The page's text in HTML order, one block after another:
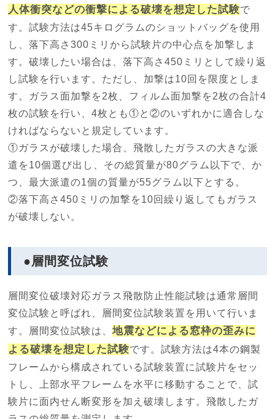
人体衝突などの衝撃による破壊を想定した試験で
す。試験方法は45キログラムのショットバッグを使用
し、落下高さ300ミリから試験片の中心点を加撃しま
す。破壊したい場合は、落下高さ450ミリとして繰り返
し試験を行います。ただし、加撃は10回を限度としま
す。ガラス面加撃を2枚、フィルム面加撃を2枚の合計4
枚の試験を行い、4枚とも①と②のいずれかに適合しな
ければならないと規定しています。
①ガラスが破壊した場合、飛散したガラスの大きな派
遣を10個選び出し、その総質量が80グラム以下で、か
つ、最大派遣の1個の質量が55グラム以下とする。
②落下高さ450ミリの加撃を10回繰り返してもガラス
が破壊しない。
●層間変位試験
層間変位破壊対応ガラス飛散防止性能試験は通常層間
変位試験と呼ばれ、層間変位試験装置を用いて行いま
す。層間変位試験は、地震などによる窓枠の歪みに
よる破壊を想定した試験です。試験方法は4本の鋼製
フレームから構成されている試験装置に試験片をセッ
トし、上部水平フレームを水平に移動することで、試
験片に面内せん断変形を加え破壊します。飛散したガ